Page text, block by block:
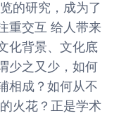
的研究，成为了
重交互 给人带来
化背景、文化底
少之又少，如何
相成？如何从不
火花？正是学术